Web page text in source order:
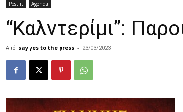
Post it Agenda
“Καλντερίμι”:
Από say yes to the press - 23/03/2023